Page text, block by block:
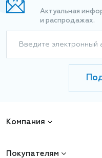
Актуальная
и распродажах.
Введите электронный
Компания
Покупателям